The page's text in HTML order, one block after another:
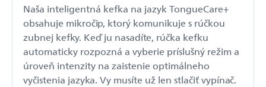
Naša inteligentná kefka na jazyk TongueCare+
obsahuje mikročip, ktorý komunikuje s rúčkou
zubnej kefky. Keď ju nasadíte, rúčka kefku
automaticky rozpozná a vyberie príslušný režim a
úroveň intenzity na zaistenie optimálneho
vyčistenia jazyka. Vy musíte už len stlačiť vypínač.